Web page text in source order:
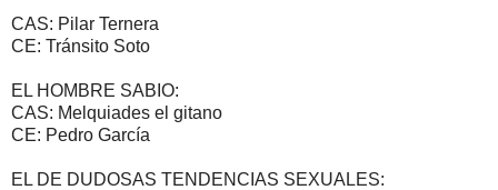
CAS: Pilar Ternera
CE: Tránsito Soto
EL HOMBRE SABIO:
CAS: Melquiades el gitano
CE: Pedro García
EL DE DUDOSAS TENDENCIAS SEXUALES: